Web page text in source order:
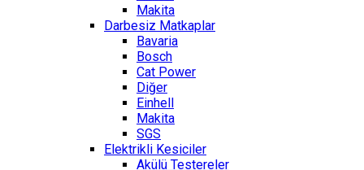
Makita
Darbesiz Matkaplar
Bavaria
Bosch
Cat Power
Diğer
Einhell
Makita
SGS
Elektrikli Kesiciler
Akülü Testereler